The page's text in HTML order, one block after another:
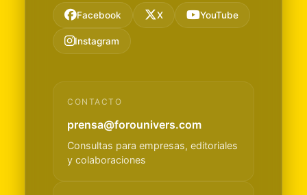
Facebook X YouTube
Instagram
CONTACTO
prensa@forounivers.com
Consultas para empresas, editoriales
y colaboraciones